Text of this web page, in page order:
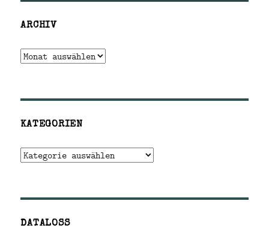
ARCHIV
Archiv
KATEGORIEN
Kategorien
DATALOSS